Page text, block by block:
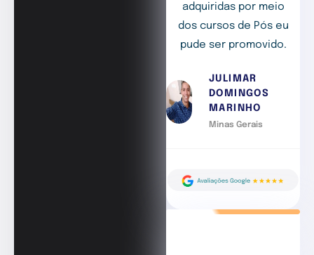
adquiridas por meio
dos cursos de Pós eu
pude ser promovido.
JULIMAR
DOMINGOS
MARINHO
Minas Gerais